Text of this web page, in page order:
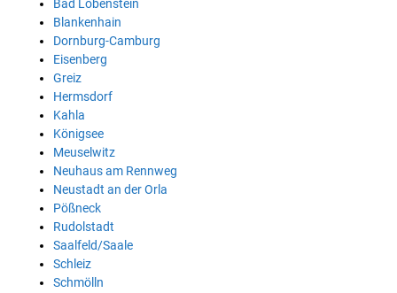
Bad Lobenstein
Blankenhain
Dornburg-Camburg
Eisenberg
Greiz
Hermsdorf
Kahla
Königsee
Meuselwitz
Neuhaus am Rennweg
Neustadt an der Orla
Pößneck
Rudolstadt
Saalfeld/Saale
Schleiz
Schmölln